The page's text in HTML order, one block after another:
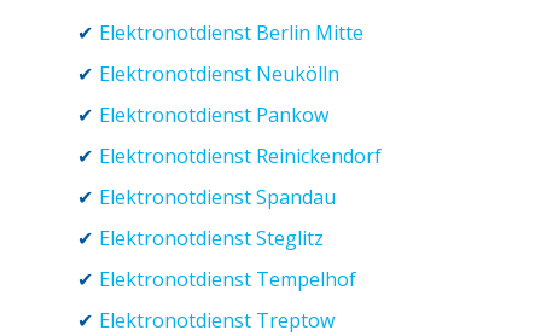
Elektronotdienst Berlin Mitte
Elektronotdienst Neukölln
Elektronotdienst Pankow
Elektronotdienst Reinickendorf
Elektronotdienst Spandau
Elektronotdienst Steglitz
Elektronotdienst Tempelhof
Elektronotdienst Treptow